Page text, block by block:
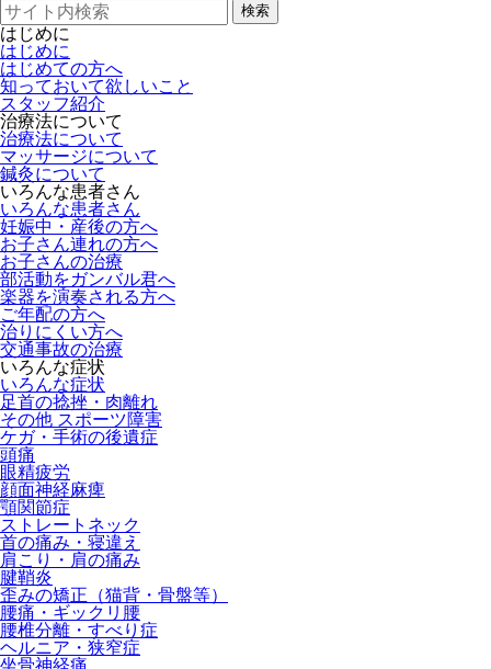
検索
はじめに
はじめに
はじめての方へ
知っておいて欲しいこと
スタッフ紹介
治療法について
治療法について
マッサージについて
鍼灸について
いろんな患者さん
いろんな患者さん
妊娠中・産後の方へ
お子さん連れの方へ
お子さんの治療
部活動をガンバル君へ
楽器を演奏される方へ
ご年配の方へ
治りにくい方へ
交通事故の治療
いろんな症状
いろんな症状
足首の捻挫・肉離れ
その他 スポーツ障害
ケガ・手術の後遺症
頭痛
眼精疲労
顔面神経麻痺
顎関節症
ストレートネック
首の痛み・寝違え
肩こり・肩の痛み
腱鞘炎
歪みの矯正（猫背・骨盤等）
腰痛・ギックリ腰
腰椎分離・すべり症
ヘルニア・狭窄症
坐骨神経痛